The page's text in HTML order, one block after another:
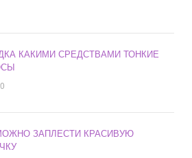
КАКИМИ СРЕДСТВАМИ ТОНКИЕ
ЗАПЛЕСТИ КРАСИВУЮ